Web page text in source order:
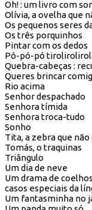
Oh! : um livro com
Olívia, a ovelha que
Os pequenos seres
Os três porquinhos
Pintar com os dedos
Pó-pó-pó
Quebra-cabeças :
Queres brincar
Rio acima
Senhor despachado
Senhora tímida
Senhora troca-tudo
Sonho
Tita, a zebra que
Tomás, o traquinas
Triângulo
Um dia de neve
Um drama de
casos especiais da
Um fantasminha no